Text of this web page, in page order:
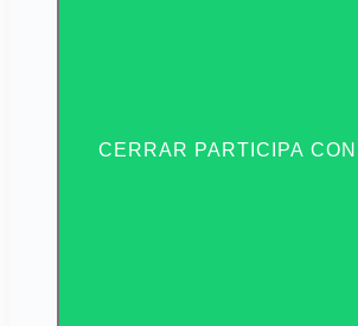
CERRAR PARTICIPA